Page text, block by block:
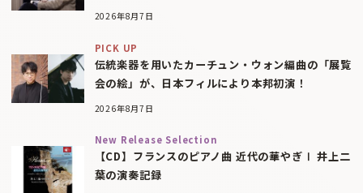
2026年8月7日
PICK UP
伝統楽器を用いたカーチュン・ウォン編曲の「展覧
会の絵」が、日本フィルにより本邦初演！
2026年8月7日
New Release Selection
【CD】フランスのピアノ曲 近代の華やぎⅠ 井上二
葉の演奏記録